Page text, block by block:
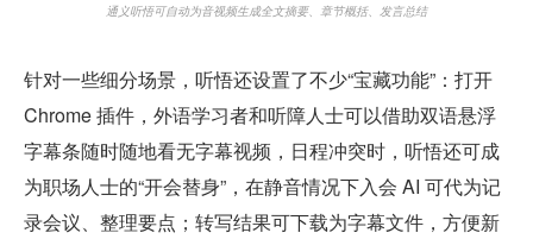
通义听悟可自动为音视频生成全文摘要、章节概括、发言总结
针对一些细分场景，听悟还设置了不少“宝藏功能”：打开
Chrome 插件，外语学习者和听障人士可以借助双语悬浮
字幕条随时随地看无字幕视频，日程冲突时，听悟还可成
为职场人士的“开会替身”，在静音情况下入会 AI 可代为记
录会议、整理要点；转写结果可下载为字幕文件，方便新